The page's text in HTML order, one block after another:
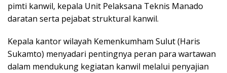
pimti kanwil, kepala Unit Pelaksana Teknis Manado
daratan serta pejabat struktural kanwil.
Kepala kantor wilayah Kemenkumham Sulut (Haris
Sukamto) menyadari pentingnya peran para wartawan
dalam mendukung kegiatan kanwil melalui penyajian